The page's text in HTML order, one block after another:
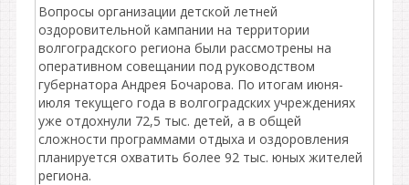
Вопросы организации детской летней
оздоровительной кампании на территории
волгоградского региона были рассмотрены на
оперативном совещании под руководством
губернатора Андрея Бочарова. По итогам июня-
июля текущего года в волгоградских учреждениях
уже отдохнули 72,5 тыс. детей, а в общей
сложности программами отдыха и оздоровления
планируется охватить более 92 тыс. юных жителей
региона.